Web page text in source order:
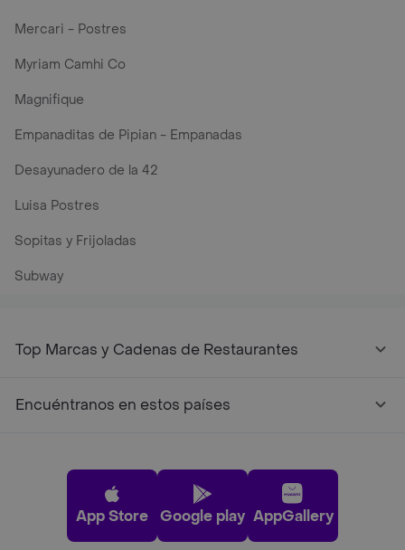
Mercari - Postres
Myriam Camhi Co
Magnifique
Empanaditas de Pipian - Empanadas
Desayunadero de la 42
Luisa Postres
Sopitas y Frijoladas
Subway
Top Marcas y Cadenas de Restaurantes
Encuéntranos en estos países
App Store Google play AppGallery